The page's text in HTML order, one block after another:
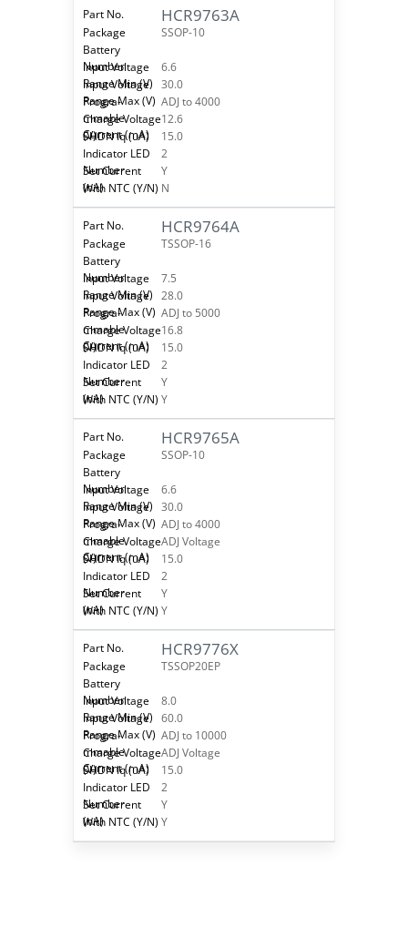
HCR9763A
SSOP-10
6.6
30.0
ADJ to 4000
12.6
15.0
2
Y
N
HCR9764A
TSSOP-16
7.5
28.0
ADJ to 5000
16.8
15.0
2
Y
Y
HCR9765A
SSOP-10
6.6
30.0
ADJ to 4000
ADJ Voltage
15.0
2
Y
Y
HCR9776X
TSSOP20EP
8.0
60.0
ADJ to 10000
ADJ Voltage
15.0
2
Y
Y